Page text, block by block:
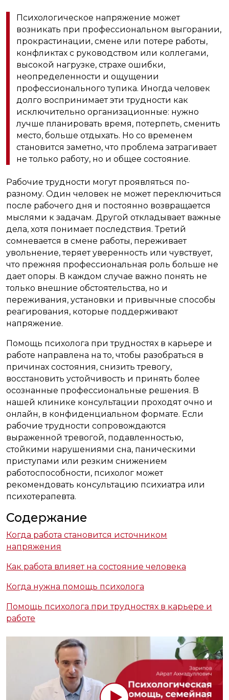
Психологическое напряжение может
возникать при профессиональном выгорании,
прокрастинации, смене или потере работы,
конфликтах с руководством или коллегами,
высокой нагрузке, страхе ошибки,
неопределенности и ощущении
профессионального тупика. Иногда человек
долго воспринимает эти трудности как
исключительно организационные: нужно
лучше планировать время, потерпеть, сменить
место, больше отдыхать. Но со временем
становится заметно, что проблема затрагивает
не только работу, но и общее состояние.
Рабочие трудности могут проявляться по-
разному. Один человек не может переключиться
после рабочего дня и постоянно возвращается
мыслями к задачам. Другой откладывает важные
дела, хотя понимает последствия. Третий
сомневается в смене работы, переживает
увольнение, теряет уверенность или чувствует,
что прежняя профессиональная роль больше не
дает опоры. В каждом случае важно понять не
только внешние обстоятельства, но и
переживания, установки и привычные способы
реагирования, которые поддерживают
напряжение.
Помощь психолога при трудностях в карьере и
работе направлена на то, чтобы разобраться в
причинах состояния, снизить тревогу,
восстановить устойчивость и принять более
осознанные профессиональные решения. В
нашей клинике консультации проходят очно и
онлайн, в конфиденциальном формате. Если
рабочие трудности сопровождаются
выраженной тревогой, подавленностью,
стойкими нарушениями сна, паническими
приступами или резким снижением
работоспособности, психолог может
рекомендовать консультацию психиатра или
психотерапевта.
Содержание
Когда работа становится источником
напряжения
Как работа влияет на состояние человека
Когда нужна помощь психолога
Помощь психолога при трудностях в карьере и
работе